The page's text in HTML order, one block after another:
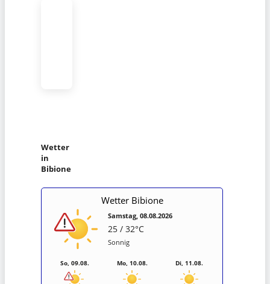
Wetter
in
Bibione
Wetter Bibione
Samstag, 08.08.2026
25 / 32°C
Sonnig
So, 09.08. Mo, 10.08. Di, 11.08.